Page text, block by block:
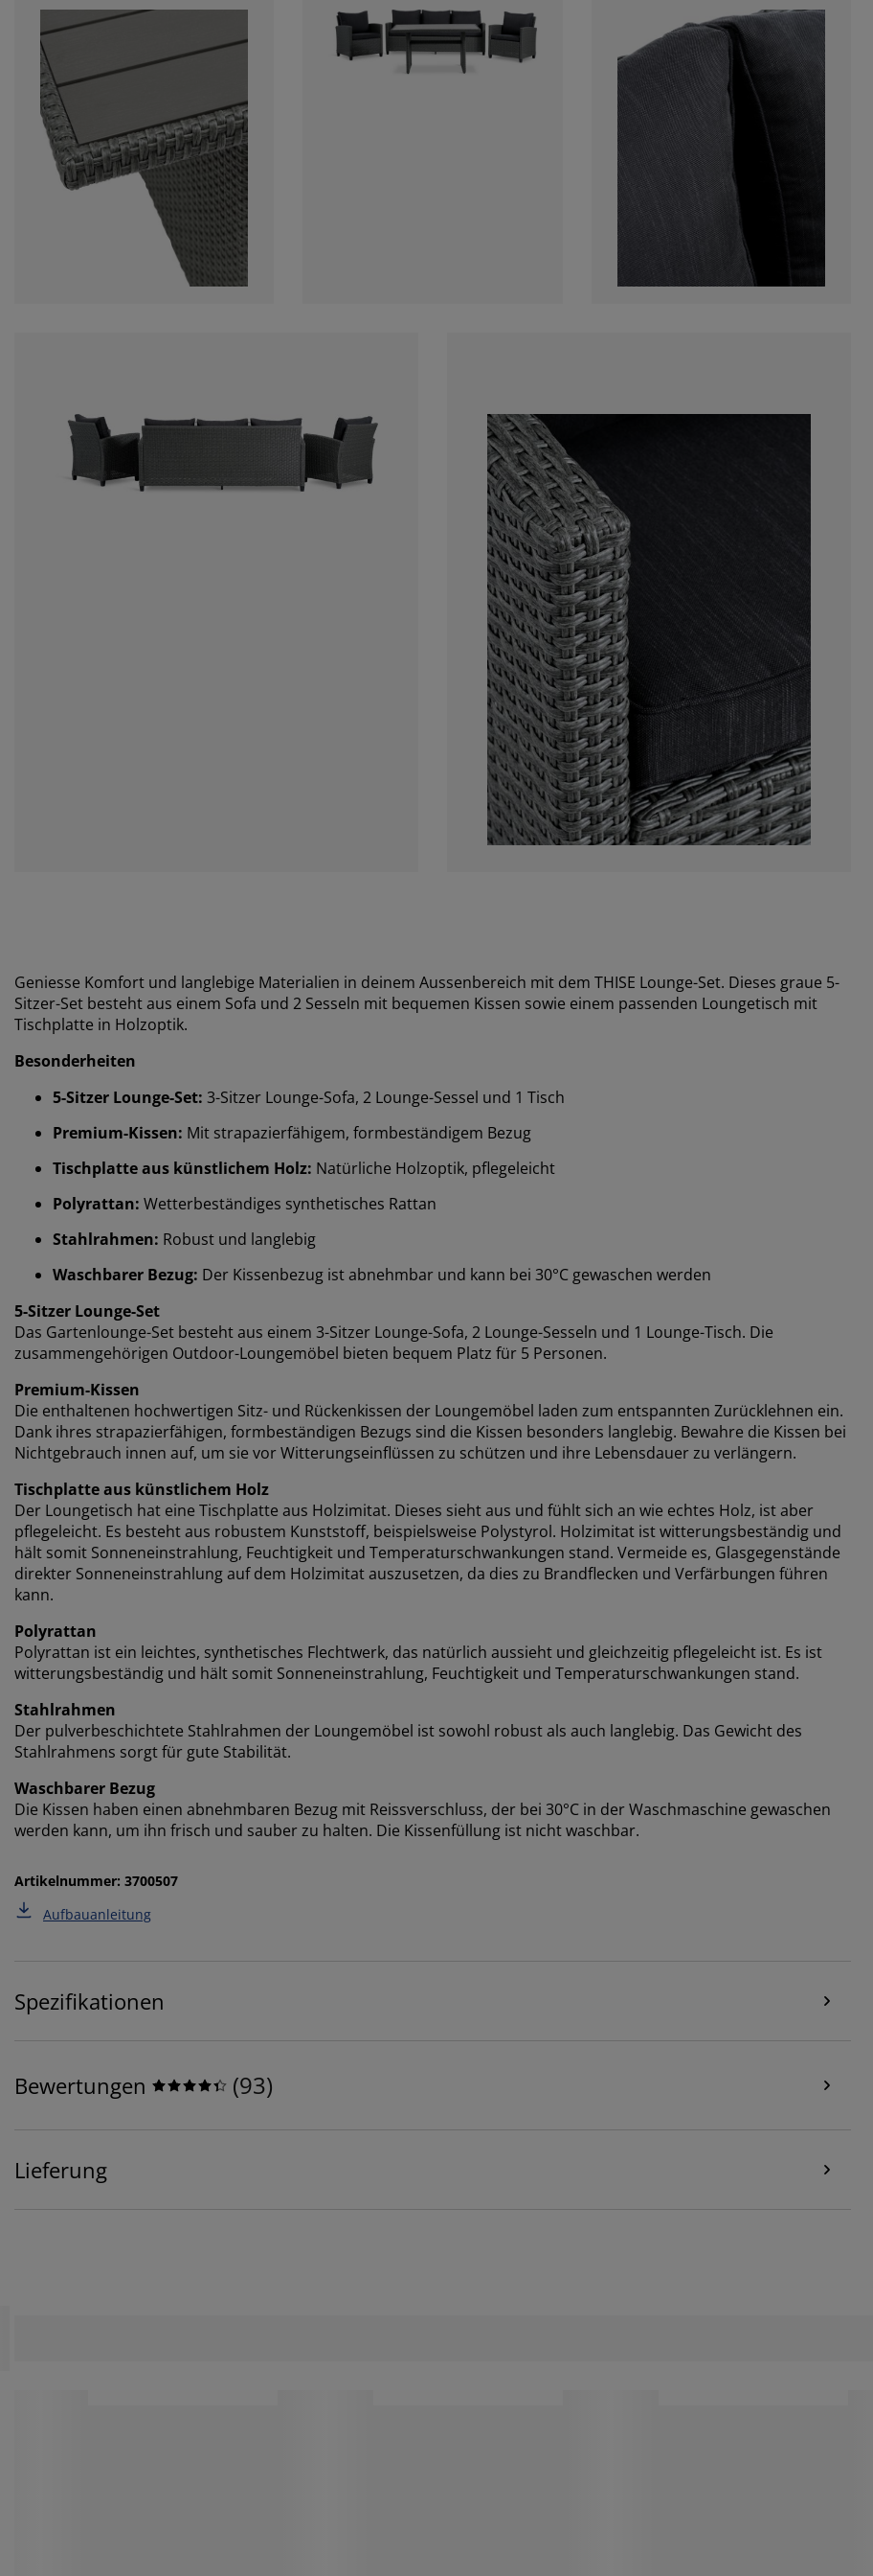
Geniesse Komfort und langlebige Materialien in deinem Aussenbereich mit dem THISE Lounge-Set. Dieses graue 5-
Sitzer-Set besteht aus einem Sofa und 2 Sesseln mit bequemen Kissen sowie einem passenden Loungetisch mit
Tischplatte in Holzoptik.
Besonderheiten
5-Sitzer Lounge-Set: 3-Sitzer Lounge-Sofa, 2 Lounge-Sessel und 1 Tisch
Premium-Kissen: Mit strapazierfähigem, formbeständigem Bezug
Tischplatte aus künstlichem Holz: Natürliche Holzoptik, pflegeleicht
Polyrattan: Wetterbeständiges synthetisches Rattan
Stahlrahmen: Robust und langlebig
Waschbarer Bezug: Der Kissenbezug ist abnehmbar und kann bei 30°C gewaschen werden
5-Sitzer Lounge-Set
Das Gartenlounge-Set besteht aus einem 3-Sitzer Lounge-Sofa, 2 Lounge-Sesseln und 1 Lounge-Tisch. Die
zusammengehörigen Outdoor-Loungemöbel bieten bequem Platz für 5 Personen.
Premium-Kissen
Die enthaltenen hochwertigen Sitz- und Rückenkissen der Loungemöbel laden zum entspannten Zurücklehnen ein.
Dank ihres strapazierfähigen, formbeständigen Bezugs sind die Kissen besonders langlebig. Bewahre die Kissen bei
Nichtgebrauch innen auf, um sie vor Witterungseinflüssen zu schützen und ihre Lebensdauer zu verlängern.
Tischplatte aus künstlichem Holz
Der Loungetisch hat eine Tischplatte aus Holzimitat. Dieses sieht aus und fühlt sich an wie echtes Holz, ist aber
pflegeleicht. Es besteht aus robustem Kunststoff, beispielsweise Polystyrol. Holzimitat ist witterungsbeständig und
hält somit Sonneneinstrahlung, Feuchtigkeit und Temperaturschwankungen stand. Vermeide es, Glasgegenstände
direkter Sonneneinstrahlung auf dem Holzimitat auszusetzen, da dies zu Brandflecken und Verfärbungen führen
kann.
Polyrattan
Polyrattan ist ein leichtes, synthetisches Flechtwerk, das natürlich aussieht und gleichzeitig pflegeleicht ist. Es ist
witterungsbeständig und hält somit Sonneneinstrahlung, Feuchtigkeit und Temperaturschwankungen stand.
Stahlrahmen
Der pulverbeschichtete Stahlrahmen der Loungemöbel ist sowohl robust als auch langlebig. Das Gewicht des
Stahlrahmens sorgt für gute Stabilität.
Waschbarer Bezug
Die Kissen haben einen abnehmbaren Bezug mit Reissverschluss, der bei 30°C in der Waschmaschine gewaschen
werden kann, um ihn frisch und sauber zu halten. Die Kissenfüllung ist nicht waschbar.
Artikelnummer: 3700507
Aufbauanleitung
Spezifikationen
Bewertungen (93)
Lieferung